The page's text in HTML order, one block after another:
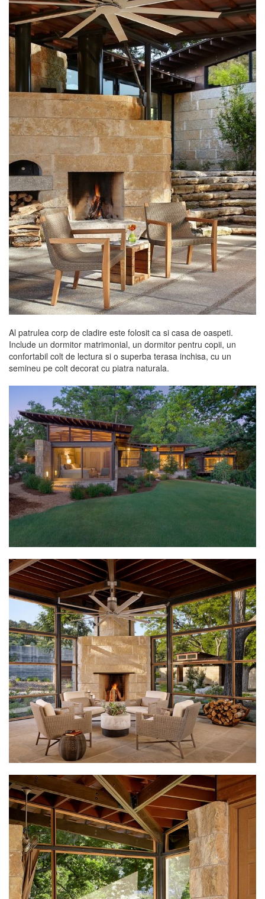
Al patrulea corp de cladire este folosit ca si casa de oaspeti.
Include un dormitor matrimonial, un dormitor pentru copii, un
confortabil colt de lectura si o superba terasa inchisa, cu un
semineu pe colt decorat cu piatra naturala.